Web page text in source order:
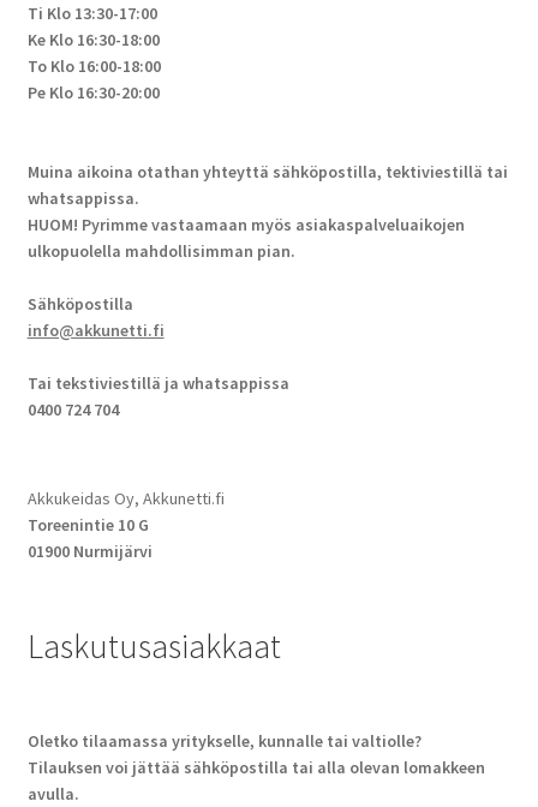
Ti Klo 13:30-17:00
Ke Klo 16:30-18:00
To Klo 16:00-18:00
Pe Klo 16:30-20:00
Muina aikoina otathan yhteyttä sähköpostilla, tektiviestillä tai
whatsappissa.
HUOM! Pyrimme vastaamaan myös asiakaspalveluaikojen
ulkopuolella mahdollisimman pian.
Sähköpostilla
info@akkunetti.fi
Tai tekstiviestillä ja whatsappissa
0400 724 704
Akkukeidas Oy, Akkunetti.fi
Toreenintie 10 G
01900 Nurmijärvi
Laskutusasiakkaat
Oletko tilaamassa yritykselle, kunnalle tai valtiolle?
Tilauksen voi jättää sähköpostilla tai alla olevan lomakkeen
avulla.